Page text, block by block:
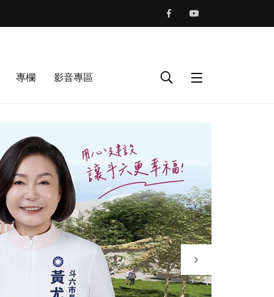
專欄 影音專區